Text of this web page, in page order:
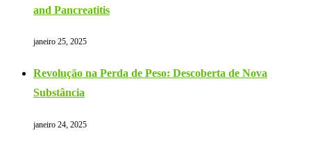
and Pancreatitis
janeiro 25, 2025
Revolução na Perda de Peso: Descoberta de Nova
Substância
janeiro 24, 2025